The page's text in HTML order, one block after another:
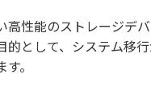
高性能のストレージデ
的として、システム移
。